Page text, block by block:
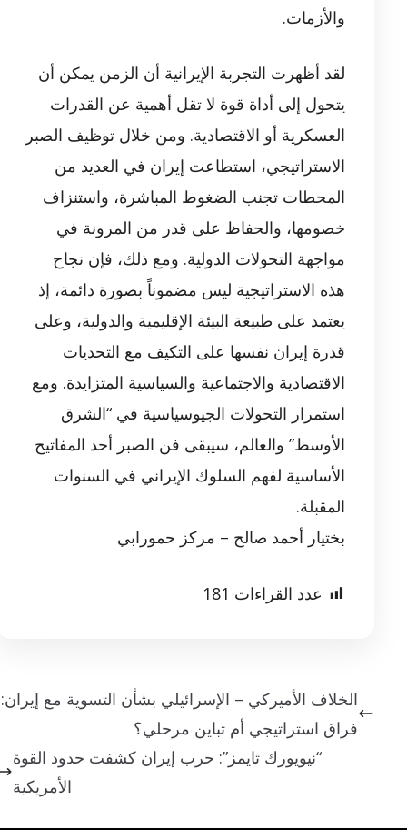
والأزمات.
لقد أظهرت التجربة الإيرانية أن الزمن يمكن أن
يتحول إلى أداة قوة لا تقل أهمية عن القدرات
العسكرية أو الاقتصادية. ومن خلال توظيف الصبر
الاستراتيجي، استطاعت إيران في العديد من
المحطات تجنب الضغوط المباشرة، واستنزاف
خصومها، والحفاظ على قدر من المرونة في
مواجهة التحولات الدولية. ومع ذلك، فإن نجاح
هذه الاستراتيجية ليس مضموناً بصورة دائمة، إذ
يعتمد على طبيعة البيئة الإقليمية والدولية، وعلى
قدرة إيران نفسها على التكيف مع التحديات
الاقتصادية والاجتماعية والسياسية المتزايدة. ومع
استمرار التحولات الجيوسياسية في “الشرق
الأوسط” والعالم، سيبقى فن الصبر أحد المفاتيح
الأساسية لفهم السلوك الإيراني في السنوات
المقبلة.
بختیار أحمد صالح – مركز حمورابي
عدد القراءات 181
الخلاف الأميركي – الإسرائيلي بشأن التسوية مع إيران:
فراق استراتيجي أم تباين مرحلي؟
“نيويورك تايمز”: حرب إيران كشفت حدود القوة
الأمريكية